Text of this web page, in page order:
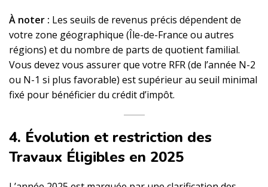
À noter : Les seuils de revenus précis dépendent de
votre zone géographique (Île-de-France ou autres
régions) et du nombre de parts de quotient familial.
Vous devez vous assurer que votre RFR (de l’année N-2
ou N-1 si plus favorable) est supérieur au seuil minimal
fixé pour bénéficier du crédit d’impôt.
4. Évolution et restriction des
Travaux Éligibles en 2025